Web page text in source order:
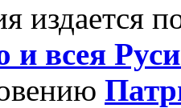
издается
и всея